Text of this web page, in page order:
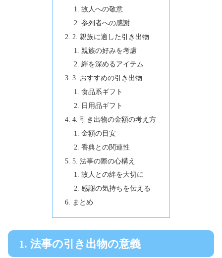
故人への敬意
参列者への感謝
2. 親族に適した引き出物
親族の好みを考慮
絆を深めるアイテム
3. おすすめの引き出物
食品系ギフト
日用品ギフト
4. 引き出物の金額の考え方
金額の目安
香典との関連性
5. 法事の際の心構え
故人との絆を大切に
感謝の気持ちを伝える
まとめ
1. 法事の引き出物の意義